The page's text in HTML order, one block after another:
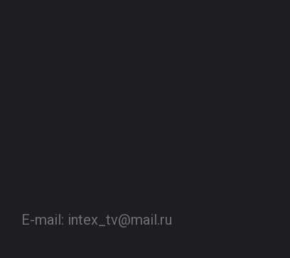
E-mail: intex_tv@mail.ru